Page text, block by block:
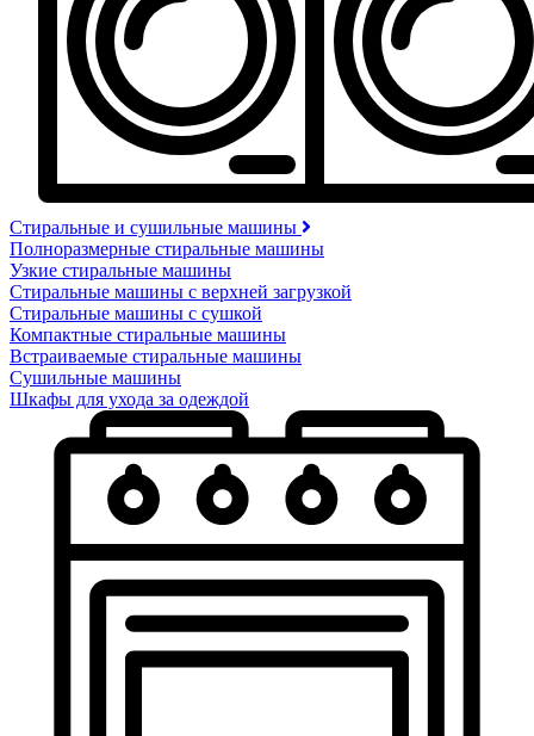
Стиральные и сушильные машины
Полноразмерные стиральные машины
Узкие стиральные машины
Стиральные машины с верхней загрузкой
Стиральные машины с сушкой
Компактные стиральные машины
Встраиваемые стиральные машины
Сушильные машины
Шкафы для ухода за одеждой